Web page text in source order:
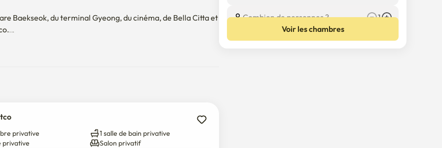
Baekseok, du terminal Gyeong, du cinéma, de Bella Citta et
divers magasins, dont de délicieux restaurants et une
pratique le voyage à Séoul ou à l'aéroport.
seront envoyés une fois la réservation confirmée.
in ou check-out tardif peut être possible selon la
privative
1 salle de bain privative
privative
Salon privatif
Combien de personnes ?
1
Voir les chambres